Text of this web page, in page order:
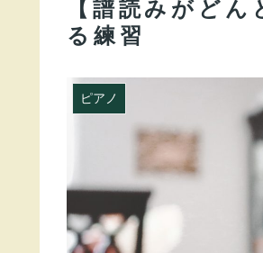
【譜読みがど
る練習
ピアノ